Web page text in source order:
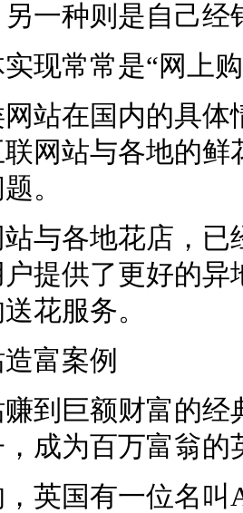
一种则是自己
现常常是“网上
站在国内的具
网站与各地的
。
与各地花店，
提供了更好的
花服务。
富案例
到巨额财富的
成为百万富翁的
英国有一位名